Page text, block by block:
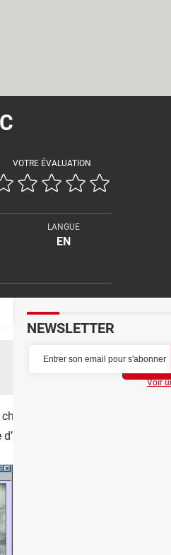
VOTRE ÉVALUATION
LANGUE
EN
à faire ou des dates même
NEWSLETTER
Voir